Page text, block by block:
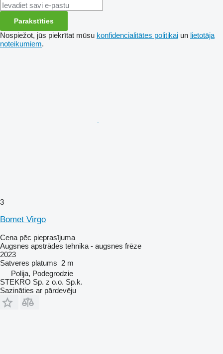
Parakstīties
Nospiežot, jūs piekrītat mūsu konfidencialitātes politikai un lietotāja
noteikumiem.
3
Bomet Virgo
Cena pēc pieprasījuma
Augsnes apstrādes tehnika - augsnes frēze
2023
Satveres platums 2 m
Polija, Podegrodzie
STEKRO Sp. z o.o. Sp.k.
Sazināties ar pārdevēju